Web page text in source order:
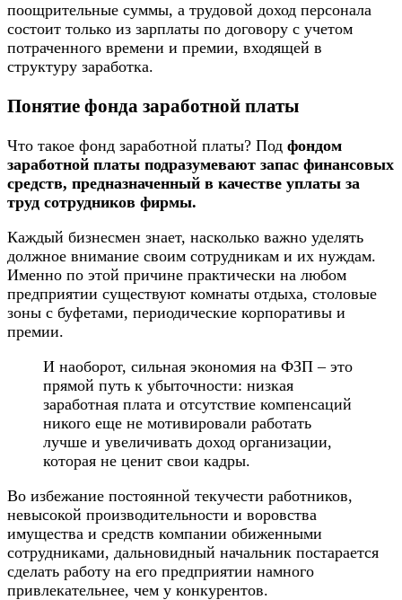
поощрительные суммы, а трудовой доход персонала
состоит только из зарплаты по договору с учетом
потраченного времени и премии, входящей в
структуру заработка.
Понятие фонда заработной платы
Что такое фонд заработной платы? Под фондом
заработной платы подразумевают запас финансовых
средств, предназначенный в качестве уплаты за
труд сотрудников фирмы.
Каждый бизнесмен знает, насколько важно уделять
должное внимание своим сотрудникам и их нуждам.
Именно по этой причине практически на любом
предприятии существуют комнаты отдыха, столовые
зоны с буфетами, периодические корпоративы и
премии.
И наоборот, сильная экономия на ФЗП – это
прямой путь к убыточности: низкая
заработная плата и отсутствие компенсаций
никого еще не мотивировали работать
лучше и увеличивать доход организации,
которая не ценит свои кадры.
Во избежание постоянной текучести работников,
невысокой производительности и воровства
имущества и средств компании обиженными
сотрудниками, дальновидный начальник постарается
сделать работу на его предприятии намного
привлекательнее, чем у конкурентов.